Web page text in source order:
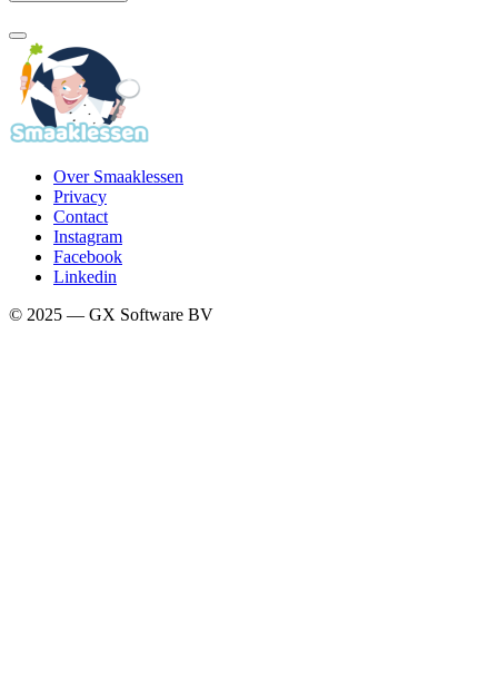
Over Smaaklessen
Privacy
Contact
Instagram
Facebook
Linkedin
© 2025 — GX Software BV